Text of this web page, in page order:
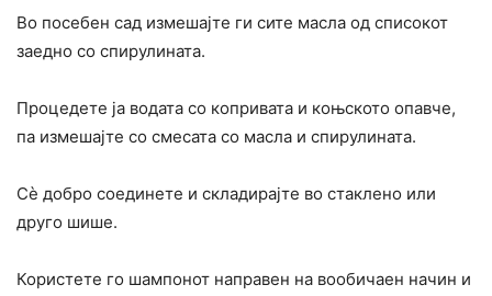
Во посебен сад измешајте ги сите масла од списокот
заедно со спирулината.
Процедете ја водата со копривата и коњското опавче,
па измешајте со смесата со масла и спирулината.
Сè добро соединете и складирајте во стаклено или
друго шише.
Користете го шампонот направен на вообичаен начин и